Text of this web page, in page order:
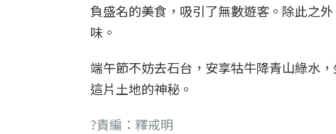
負盛名的美食，吸引了無數遊客。除此
味。
端午節不妨去石台，安享牯牛降青山綠水
這片土地的神秘。
?責編：釋戒明